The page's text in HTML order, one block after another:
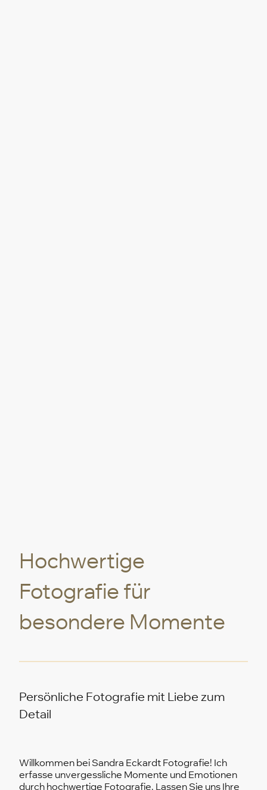
Hochwertige
Fotografie für
besondere Momente
Persönliche Fotografie mit Liebe zum
Detail
Willkommen bei Sandra Eckardt Fotografie! Ich
erfasse unvergessliche Momente und Emotionen
durch hochwertige Fotografie. Lassen Sie uns Ihre